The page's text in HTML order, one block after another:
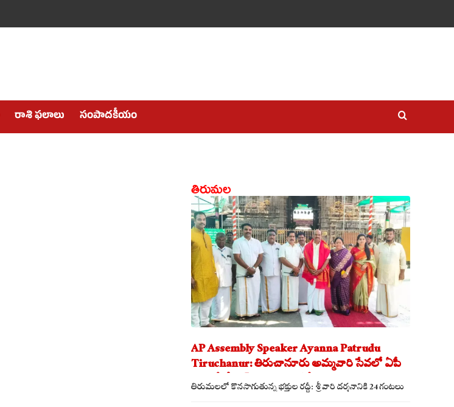
రాశి ఫలాలు సంపాదకీయం
తిరుమల
AP Assembly Speaker Ayanna Patrudu
Tiruchanur: తిరుచానూరు అమ్మవారి సేవలో ఏపీ
అసెంబ్లీ స్పీకర్.. కుటుంబ సమేతంగా దర్శించుకున్న
అయ్యన్నపాత్రుడు!
తిరుమలలో కొనసాగుతున్న భక్తుల రద్దీ: శ్రీవారి దర్శనానికి 24 గంటలు